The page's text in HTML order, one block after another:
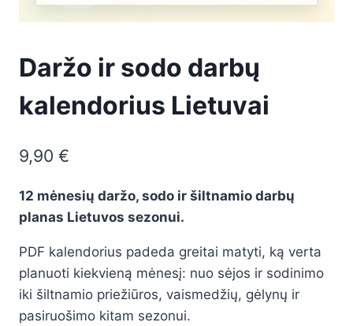
Daržo ir sodo darbų
kalendorius Lietuvai
9,90 €
12 mėnesių daržo, sodo ir šiltnamio darbų
planas Lietuvos sezonui.
PDF kalendorius padeda greitai matyti, ką verta
planuoti kiekvieną mėnesį: nuo sėjos ir sodinimo
iki šiltnamio priežiūros, vaismedžių, gėlynų ir
pasiruošimo kitam sezonui.